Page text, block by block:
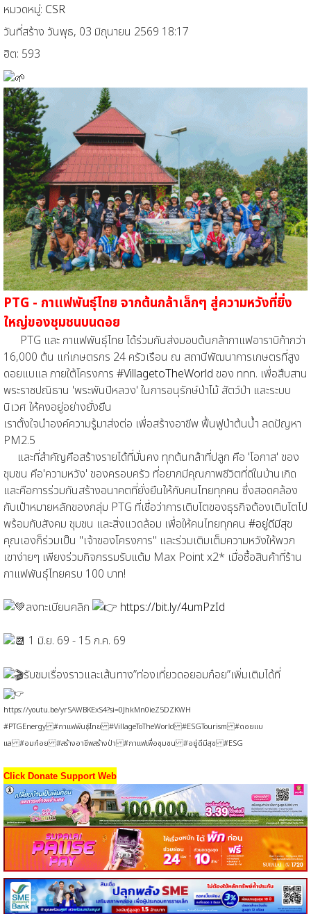
หมวดหมู่: CSR
วันที่สร้าง วันพุธ, 03 มิถุนายน 2569 18:17
ฮิต: 593
PTG - กาแฟพันธุ์ไทย จากต้นกล้าเล็กๆ สู่ความหวังที่ยิ่ง
ใหญ่ของชุมชนบนดอย
PTG และ กาแฟพันธุ์ไทย ได้ร่วมกันส่งมอบต้นกล้ากาแฟอาราบิก้ากว่า
16,000 ต้น แก่เกษตรกร 24 ครัวเรือน ณ สถานีพัฒนาการเกษตรที่สูง
ดอยแบแล ภายใต้โครงการ #VillagetoTheWorld ของ ททท. เพื่อสืบสาน
พระราชปณิธาน 'พระพันปีหลวง' ในการอนุรักษ์ป่าไม้ สัตว์ป่า และระบบ
นิเวศ ให้คงอยู่อย่างยั่งยืน
เราตั้งใจนำองค์ความรู้มาส่งต่อ เพื่อสร้างอาชีพ ฟื้นฟูป่าต้นน้ำ ลดปัญหา
PM2.5
และที่สำคัญคือสร้างรายได้ที่มั่นคง ทุกต้นกล้าที่ปลูก คือ 'โอกาส' ของ
ชุมชน คือ'ความหวัง' ของครอบครัว ที่อยากมีคุณภาพชีวิตที่ดีในบ้านเกิด
และคือการร่วมกันสร้างอนาคตที่ยั่งยืนให้กับคนไทยทุกคน ซึ่งสอดคล้อง
กับเป้าหมายหลักของกลุ่ม PTG ที่เชื่อว่าการเติบโตของธุรกิจต้องเติบโตไป
พร้อมกับสังคม ชุมชน และสิ่งแวดล้อม เพื่อให้คนไทยทุกคน #อยู่ดีมีสุข
คุณเองก็ร่วมเป็น "เจ้าของโครงการ" และร่วมเติมเต็มความหวังให้พวก
เขาง่ายๆ เพียงร่วมกิจกรรมรับแต้ม Max Point x2* เมื่อซื้อสินค้าที่ร้าน
กาแฟพันธุ์ไทยครบ 100 บาท!
ลงทะเบียนคลิก
https://bit.ly/4umPzId
1 มิ.ย. 69 - 15 ก.ค. 69
รับชมเรื่องราวและเส้นทาง”ท่องเที่ยวดอยอมก๋อย”เพิ่มเติมได้ที่
https://youtu.be/yrSAWBKExS4?si=0JhkMn0ieZ5DZKWH
#PTGEnergy
#กาแฟพันธุ์ไทย #VillageToTheWorld #ESGTourism
#ดอยแบ
แล
#อมก๋อย #สร้างอาชีพสร้างป่า #กาแฟเพื่อชุมชน #อยู่ดีมีสุข #ESG
Click Donate Support Web